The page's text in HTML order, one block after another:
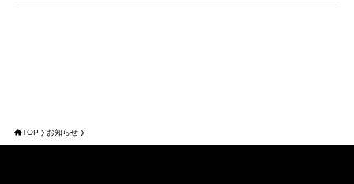
TOP お知らせ